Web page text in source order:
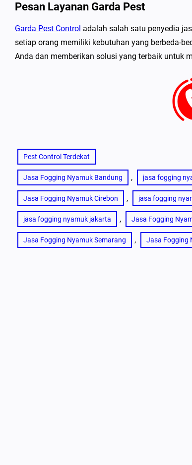
Pesan Layanan Garda Pest
Garda Pest Control adalah salah satu penyedia
setiap orang memiliki kebutuhan yang berbeda-
Anda dan memberikan solusi yang terbaik untuk
Pest Control Terdekat
Jasa Fogging Nyamuk Bandung , jasa fogging
Jasa Fogging Nyamuk Cirebon , jasa fogging
jasa fogging nyamuk jakarta , Jasa Fogging
Jasa Fogging Nyamuk Semarang , Jasa Fogging